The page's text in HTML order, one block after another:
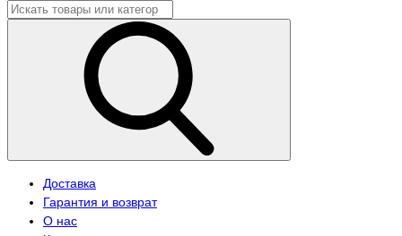
Доставка
Гарантия и возврат
О нас